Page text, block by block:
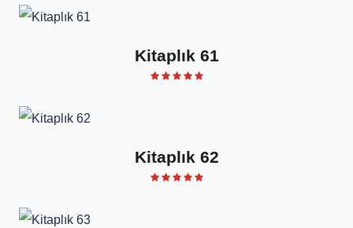
Kitaplık 61
Kitaplık 62